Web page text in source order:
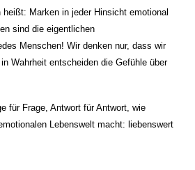
Marken in jeder Hinsicht emotional
sind die eigentlichen
Menschen! Wir denken nur, dass wir
Wahrheit entscheiden die Gefühle über
für Frage, Antwort für Antwort, wie
Lebenswelt macht: liebenswert